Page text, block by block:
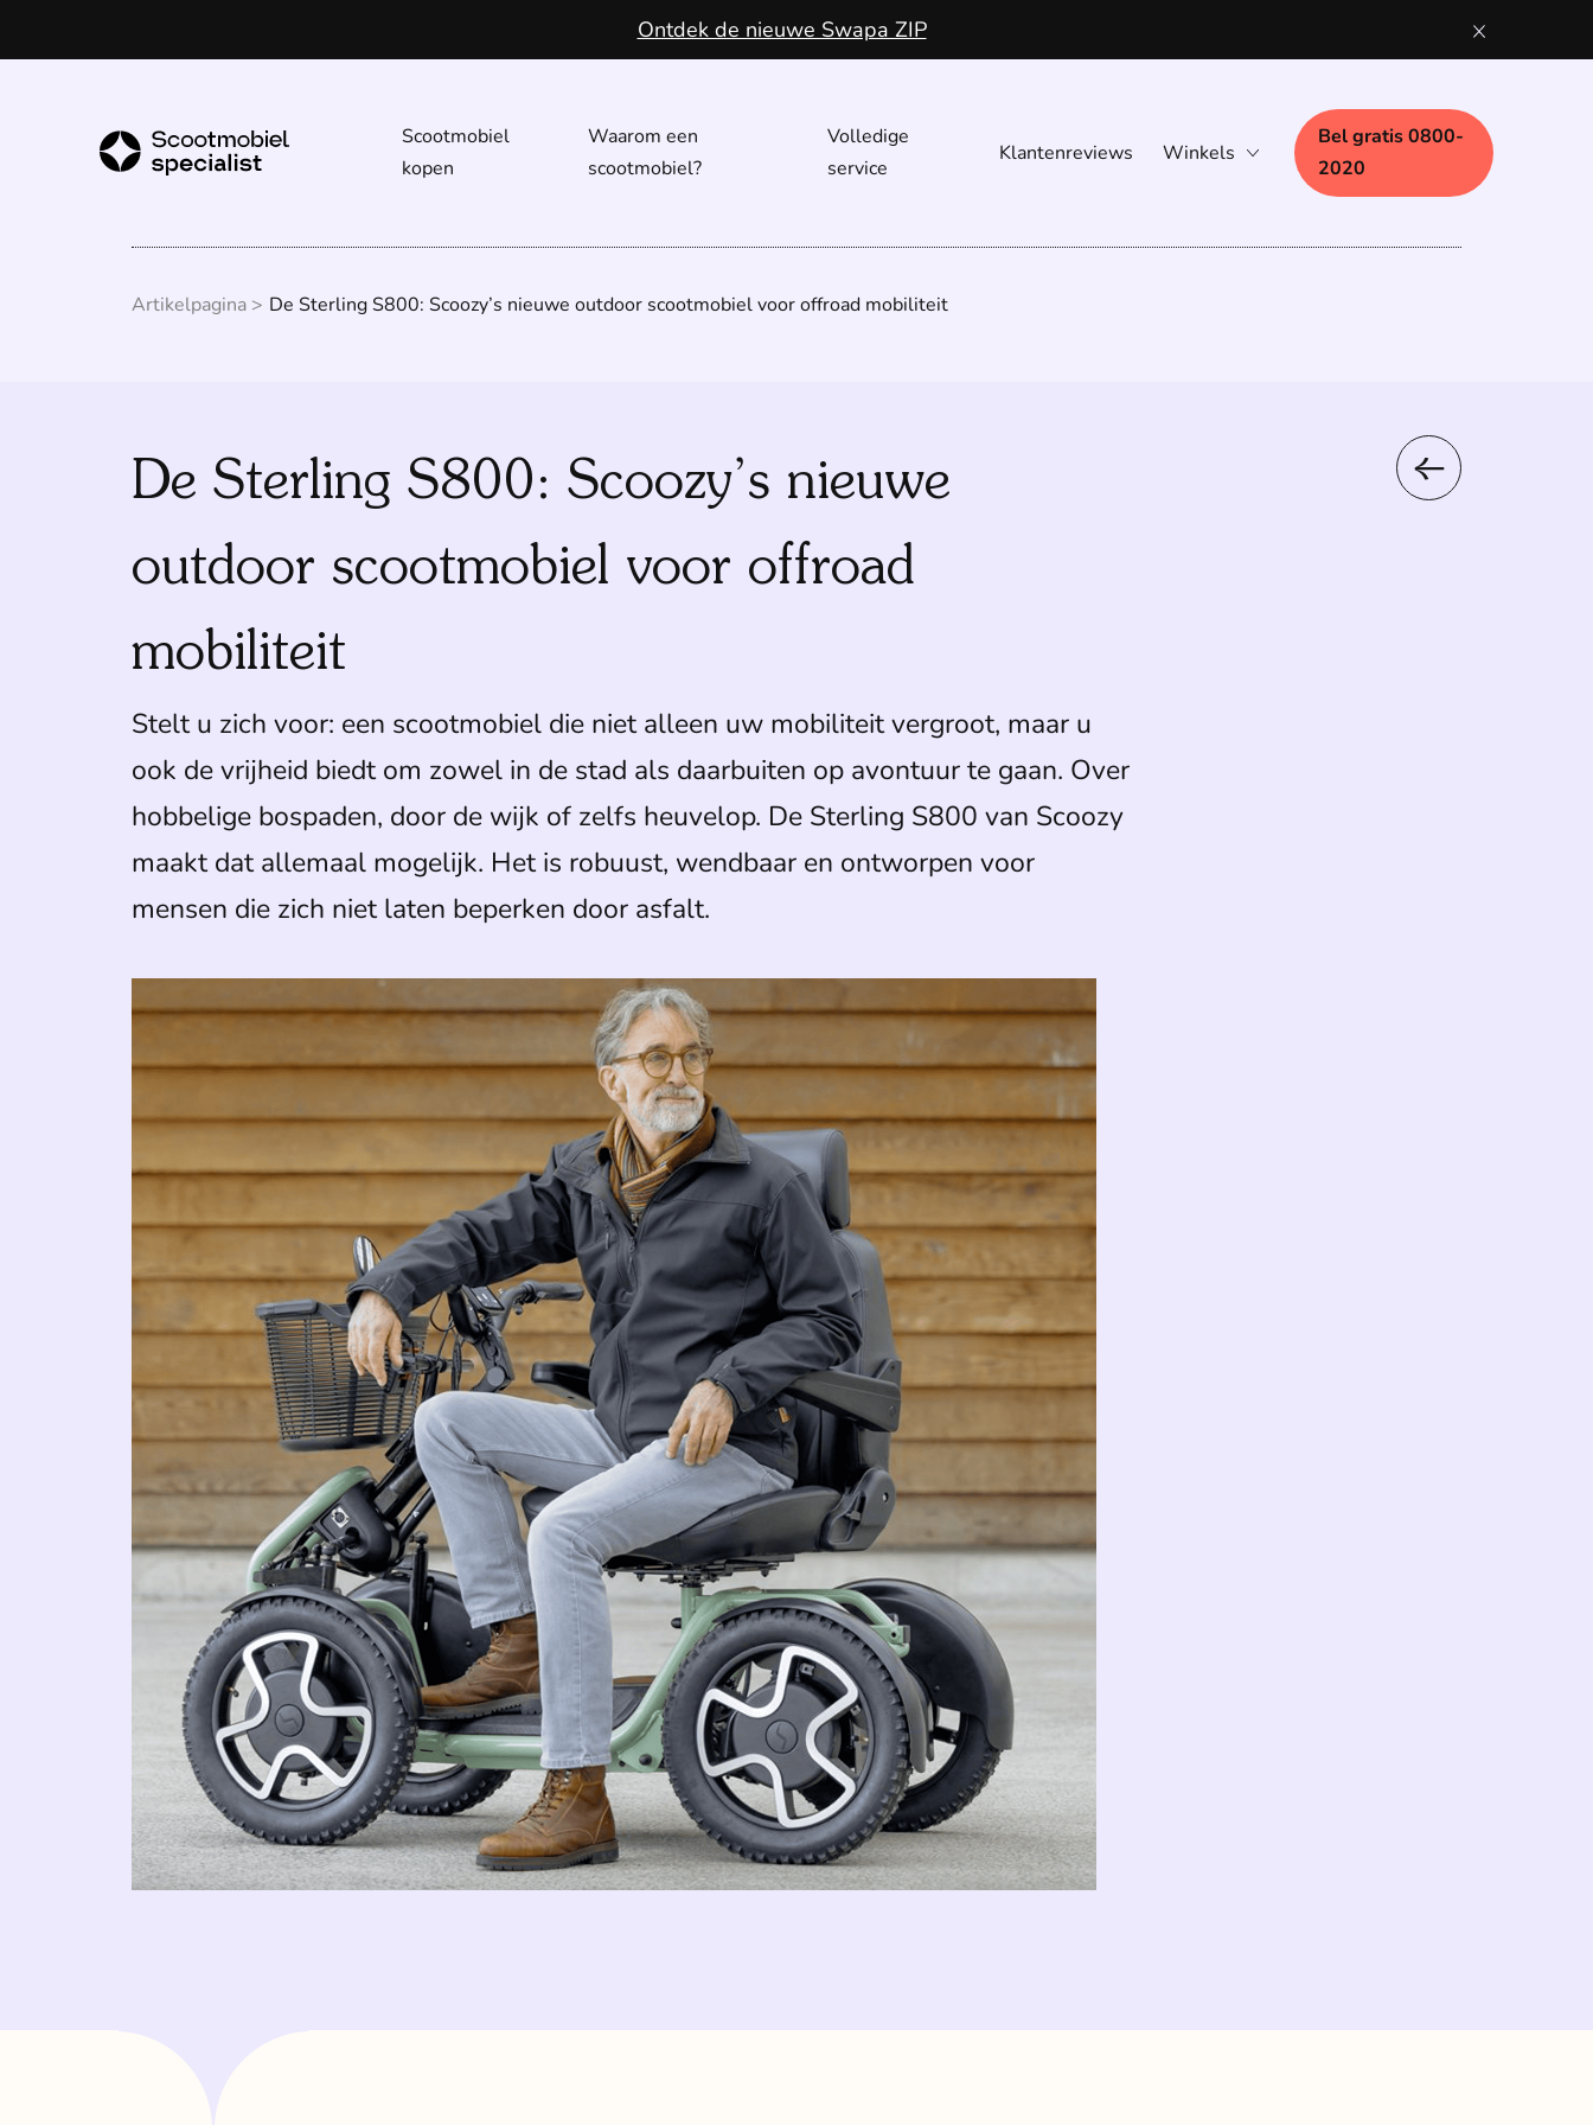
Ontdek de nieuwe Swapa ZIP
Scootmobiel
kopen
Waarom een
scootmobiel?
Volledige
service
Klantenreviews
Winkels
Bel gratis 0800-
2020
Artikelpagina > De Sterling S800: Scoozy’s nieuwe outdoor scootmobiel voor offroad mobiliteit
De Sterling S800: Scoozy’s nieuwe
outdoor scootmobiel voor offroad
mobiliteit
Stelt u zich voor: een scootmobiel die niet alleen uw mobiliteit vergroot, maar u
ook de vrijheid biedt om zowel in de stad als daarbuiten op avontuur te gaan. Over
hobbelige bospaden, door de wijk of zelfs heuvelop. De Sterling S800 van Scoozy
maakt dat allemaal mogelijk. Het is robuust, wendbaar en ontworpen voor
mensen die zich niet laten beperken door asfalt.